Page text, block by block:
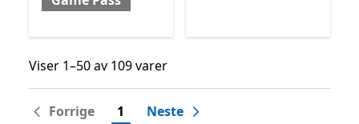
Viser 1–50 av 109 varer
Viser 1–50 av 109 varer
Forrige 1 Neste